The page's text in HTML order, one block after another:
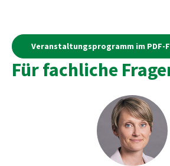
Veranstaltungsprogramm im PDF-
Für fachliche